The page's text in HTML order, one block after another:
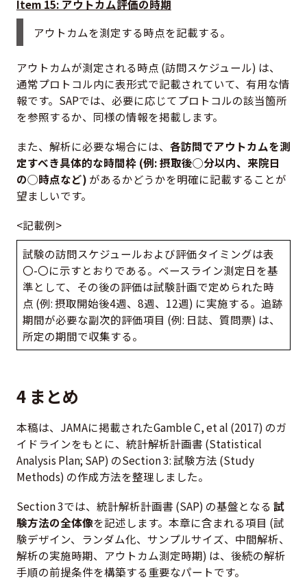
Item 15: アウトカム評価の時期
アウトカムを測定する時点を記載する。
アウトカムが測定される時点 (訪問スケジュール) は、
通常プロトコル内に表形式で記載されていて、有用な情
報です。SAPでは、必要に応じてプロトコルの該当箇所
を参照するか、同様の情報を掲載します。
また、解析に必要な場合には、 各訪問でアウトカムを測
定すべき具体的な時間枠 (例: 摂取後◯分以内、来院日
の◯時点など) があるかどうかを明確に記載することが
望ましいです。
<記載例>
試験の訪問スケジュールおよび評価タイミングは表
〇-〇に示すとおりである。ベースライン測定日を基
準として、その後の評価は試験計画で定められた時
点 (例: 摂取開始後4週、8週、12週) に実施する。追跡
期間が必要な副次的評価項目 (例: 日誌、質問票) は、
所定の期間で収集する。
4 まとめ
本稿は、JAMAに掲載されたGamble C, et al (2017) のガ
イドラインをもとに、統計解析計画書 (Statistical
Analysis Plan; SAP) のSection 3: 試験方法 (Study
Methods) の作成方法を整理しました。
Section 3では、統計解析計画書 (SAP) の基盤となる 試
験方法の全体像を記述します。本章に含まれる項目 (試
験デザイン、ランダム化、サンプルサイズ、中間解析、
解析の実施時期、アウトカム測定時期) は、後続の解析
手順の前提条件を構築する重要なパートです。